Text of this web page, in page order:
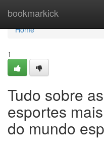
bookmarkick
Home
Home
1
Tudo sobre
esportes
do mundo